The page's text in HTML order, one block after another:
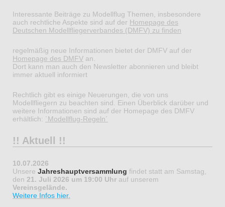
Interessante Beiträge zu Modellflug Themen, insbesondere
auch rechtliche Aspekte sind auf der Homepage des
Deutschen Modellfliegerverbandes (DMFV) zu finden
regelmäßig neue Informationen bietet der DMFV auf der
Homepage des DMFV an.
Dort kann man auch den Newsletter abonnieren und bleibt
immer aktuell informiert
Rechtlich gibt es einige Neuerungen, die von uns
Modellfliegern zu beachten sind. Einen Überblick darüber und
weitere Informationen sind auf der Homepage des DMFV
erhältlich: ´Modellflug-Regeln´
!! Aktuell !!
10.07.2026
Unsere Jahreshauptversammlung findet statt am Samstag,
den 21. Juli 2026 um 19:00 Uhr auf unserem
Vereinsgelände.
Weitere Infos hier.